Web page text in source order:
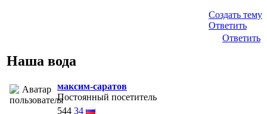
Создать тему
Ответить
Ответить
Наша вода
максим-саратов
Постоянный посетитель
544 34